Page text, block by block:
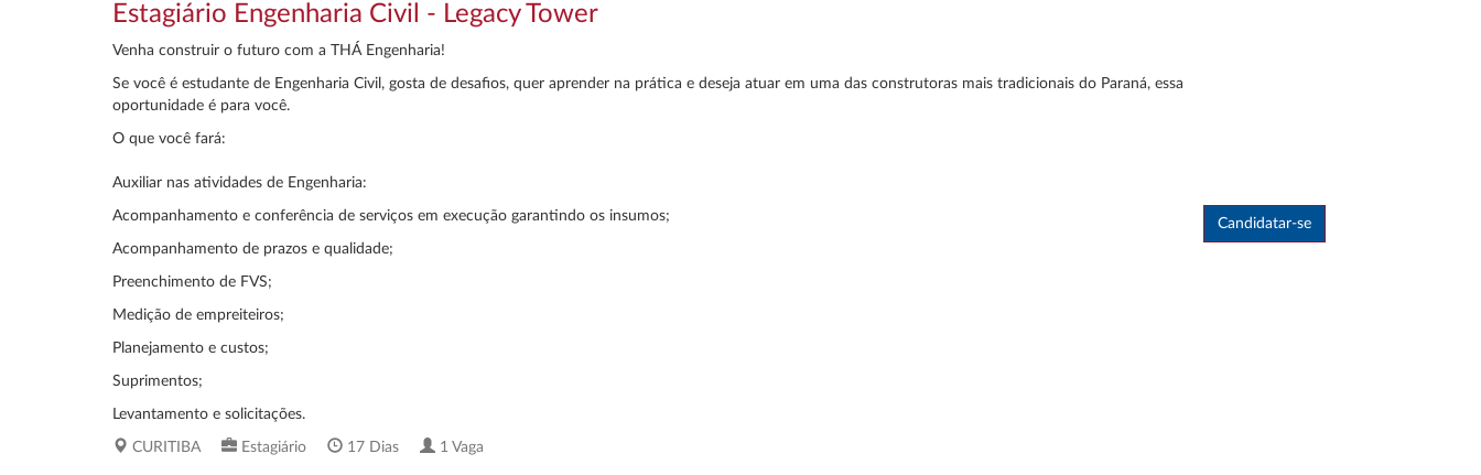
Estagiário Engenharia Civil - Legacy Tower
Venha construir o futuro com a THÁ Engenharia!
Se você é estudante de Engenharia Civil, gosta de desafios, quer aprender na prática e deseja atuar em uma das construtoras mais tradicionais do Paraná, essa
oportunidade é para você.
O que você fará:
Auxiliar nas atividades de Engenharia:
Acompanhamento e conferência de serviços em execução garantindo os insumos;
Acompanhamento de prazos e qualidade;
Preenchimento de FVS;
Medição de empreiteiros;
Planejamento e custos;
Suprimentos;
Levantamento e solicitações.
CURITIBA Estagiário 17 Dias 1 Vaga